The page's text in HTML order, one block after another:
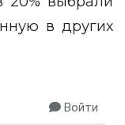
в других
Войти